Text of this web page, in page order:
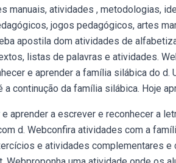
manuais, atividades , metodologias,
jogos pedagógicos, artes
apostila dom atividades de
listas de palavras e atividades.
e aprender a família silábica do d.
a continução da família silábica. Hoje
aprender a escrever e reconhecer a
d. Webconfira atividades com a
e atividades complementares e